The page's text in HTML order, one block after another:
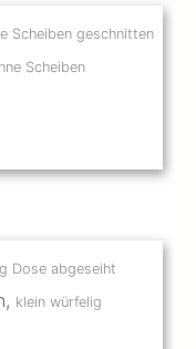
Scheiben geschnitten
Scheiben
Dose abgeseiht
, klein würfelig